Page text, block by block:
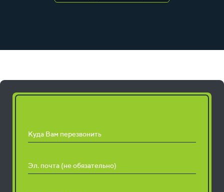
Куда Вам перезвонить
Эл. почта (не обязательно)